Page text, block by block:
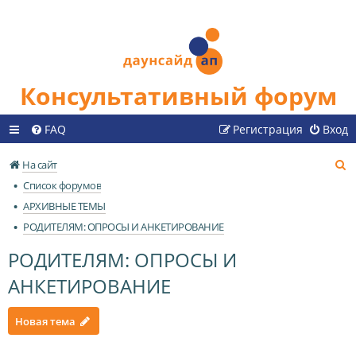
Консультативный форум
FAQ Вход
Регистрация
На сайт
Список форумов
АРХИВНЫЕ ТЕМЫ
РОДИТЕЛЯМ: ОПРОСЫ И АНКЕТИРОВАНИЕ
РОДИТЕЛЯМ: ОПРОСЫ И
АНКЕТИРОВАНИЕ
Новая тема